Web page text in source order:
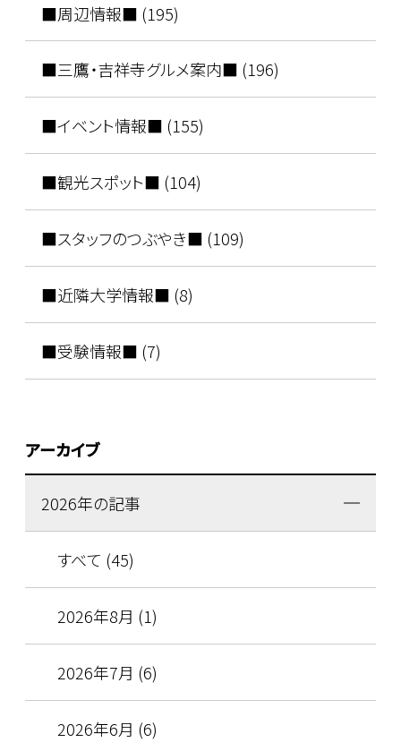
■周辺情報■ (195)
■三鷹・吉祥寺グルメ案内■ (196)
■イベント情報■ (155)
■観光スポット■ (104)
■スタッフのつぶやき■ (109)
■近隣大学情報■ (8)
■受験情報■ (7)
アーカイブ
2026年の記事
すべて (45)
2026年8月 (1)
2026年7月 (6)
2026年6月 (6)